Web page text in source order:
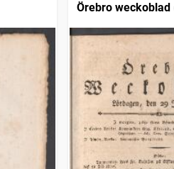
Örebro weckoblad